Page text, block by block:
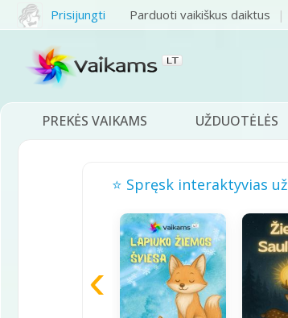
Prisijungti Parduoti vaikiškus daiktus
PREKĖS VAIKAMS UŽDUOTĖLĖS
⭐ Spręsk interaktyvias